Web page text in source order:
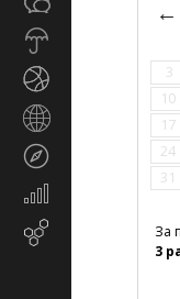
Экономика
маркетинг
←
3
10
17
24
31
За
3